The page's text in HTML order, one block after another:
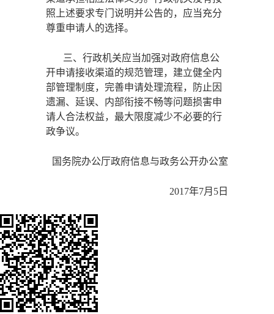
照上述要求专门说明并公告的，应当充分
尊重申请人的选择。
三、行政机关应当加强对政府信息公
开申请接收渠道的规范管理，建立健全内
部管理制度，完善申请处理流程，防止因
遗漏、延误、内部衔接不畅等问题损害申
请人合法权益，最大限度减少不必要的行
政争议。
国务院办公厅政府信息与政务公开办公室
2017年7月5日